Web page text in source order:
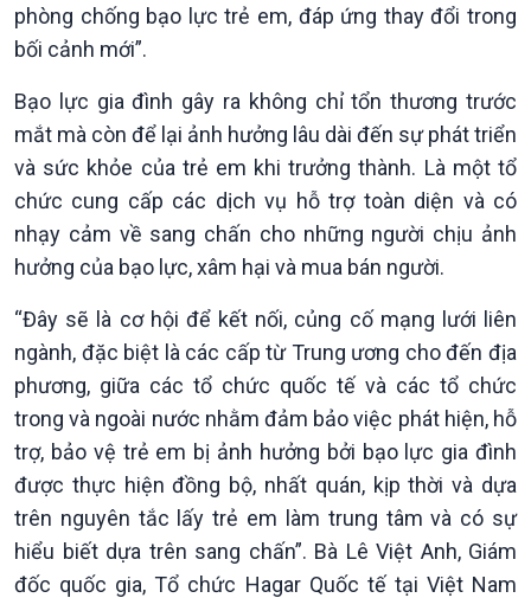
Podcast
10 phút Sự kiện - Luận bàn
Câu chuyện thời sự
Dòng chảy sự kiện
Đối thoại
Diễn đàn chủ nhật
Chuyện đêm
phòng chống bạo lực trẻ em, đáp ứng thay đổi trong
bối cảnh mới”.
Bạo lực gia đình gây ra không chỉ tổn thương trước
mắt mà còn để lại ảnh hưởng lâu dài đến sự phát triển
và sức khỏe của trẻ em khi trưởng thành. Là một tổ
chức cung cấp các dịch vụ hỗ trợ toàn diện và có
nhạy cảm về sang chấn cho những người chịu ảnh
hưởng của bạo lực, xâm hại và mua bán người.
“Đây sẽ là cơ hội để kết nối, củng cố mạng lưới liên
ngành, đặc biệt là các cấp từ Trung ương cho đến địa
phương, giữa các tổ chức quốc tế và các tổ chức
trong và ngoài nước nhằm đảm bảo việc phát hiện, hỗ
trợ, bảo vệ trẻ em bị ảnh hưởng bởi bạo lực gia đình
được thực hiện đồng bộ, nhất quán, kịp thời và dựa
trên nguyên tắc lấy trẻ em làm trung tâm và có sự
hiểu biết dựa trên sang chấn”. Bà Lê Việt Anh, Giám
đốc quốc gia, Tổ chức Hagar Quốc tế tại Việt Nam